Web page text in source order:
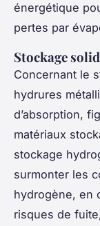
énergétique
pertes par
Stockage
Concernant le
hydrures
d’absorption,
matériaux
stockage
surmonter les
hydrogène, en
risques de